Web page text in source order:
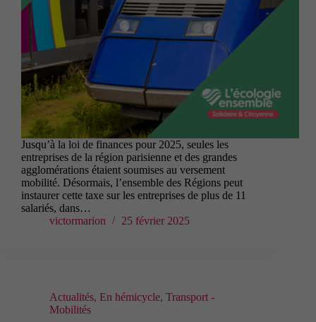
Jusqu’à la loi de finances pour 2025, seules les
entreprises de la région parisienne et des grandes
agglomérations étaient soumises au versement
mobilité. Désormais, l’ensemble des Régions peut
instaurer cette taxe sur les entreprises de plus de 11
salariés, dans…
victormarion
25 février 2025
Actualités, En hémicycle, Transport -
Mobilités